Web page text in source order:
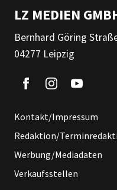
LZ MEDIEN
Bernhard Göring
04277 Leipzig
Kontakt/Impressum
Redaktion/
Werbung/Mediadaten
Verkaufsstellen